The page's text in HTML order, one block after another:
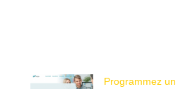
Programmez un